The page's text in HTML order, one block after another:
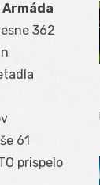
362
61
prispelo